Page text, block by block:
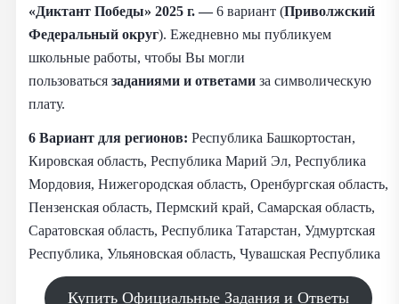
«Диктант Победы» 2025 г. —6 вариант (Приволжский
Федеральный округ). Ежедневно мы публикуем
школьные работы, чтобы Вы могли
пользоваться заданиями и ответами за символическую
плату.
6 Вариант для регионов: Республика Башкортостан,
Кировская область, Республика Марий Эл, Республика
Мордовия, Нижегородская область, Оренбургская область,
Пензенская область, Пермский край, Самарская область,
Саратовская область, Республика Татарстан, Удмуртская
Республика, Ульяновская область, Чувашская Республика
Купить Официальные Задания и Ответы